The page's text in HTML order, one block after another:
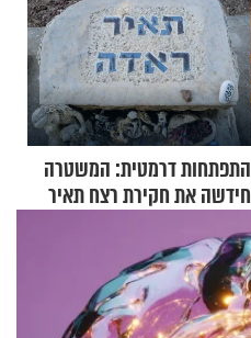
התפתחות דרמטית: המשטרה
חידשה את חקירת רצח תאיר